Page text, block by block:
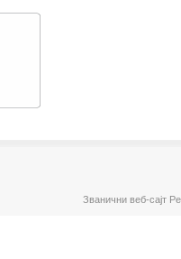
Званични веб-сајт